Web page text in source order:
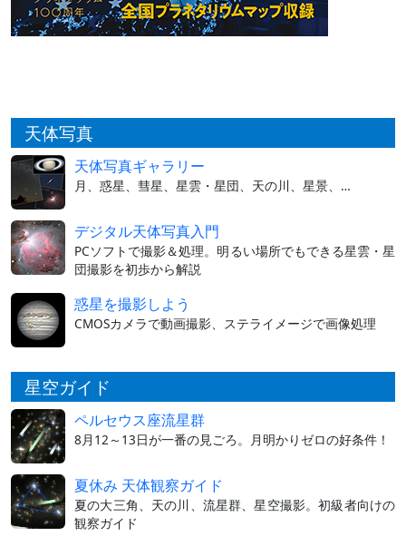
天体写真
天体写真ギャラリー
月、惑星、彗星、星雲・星団、天の川、星景、…
デジタル天体写真入門
PCソフトで撮影＆処理。明るい場所でもできる星雲・星
団撮影を初歩から解説
惑星を撮影しよう
CMOSカメラで動画撮影、ステライメージで画像処理
星空ガイド
ペルセウス座流星群
8月12～13日が一番の見ごろ。月明かりゼロの好条件！
夏休み 天体観察ガイド
夏の大三角、天の川、流星群、星空撮影。初級者向けの
観察ガイド